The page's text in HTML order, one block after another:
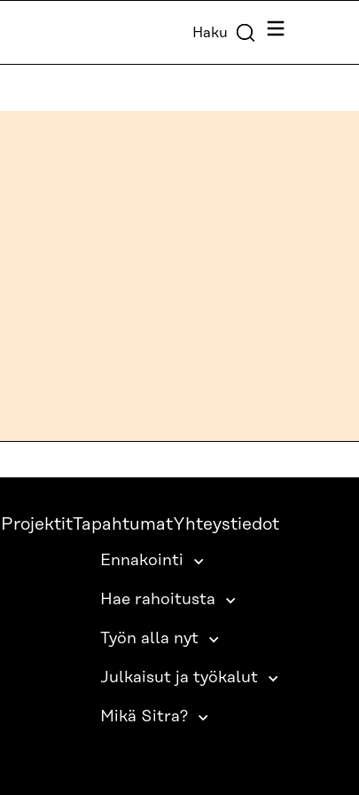
Haku Valikko
ProjektitTapahtumatYhteystiedot
Ennakointi
Hae rahoitusta
Työn alla nyt
Julkaisut ja työkalut
Mikä Sitra?